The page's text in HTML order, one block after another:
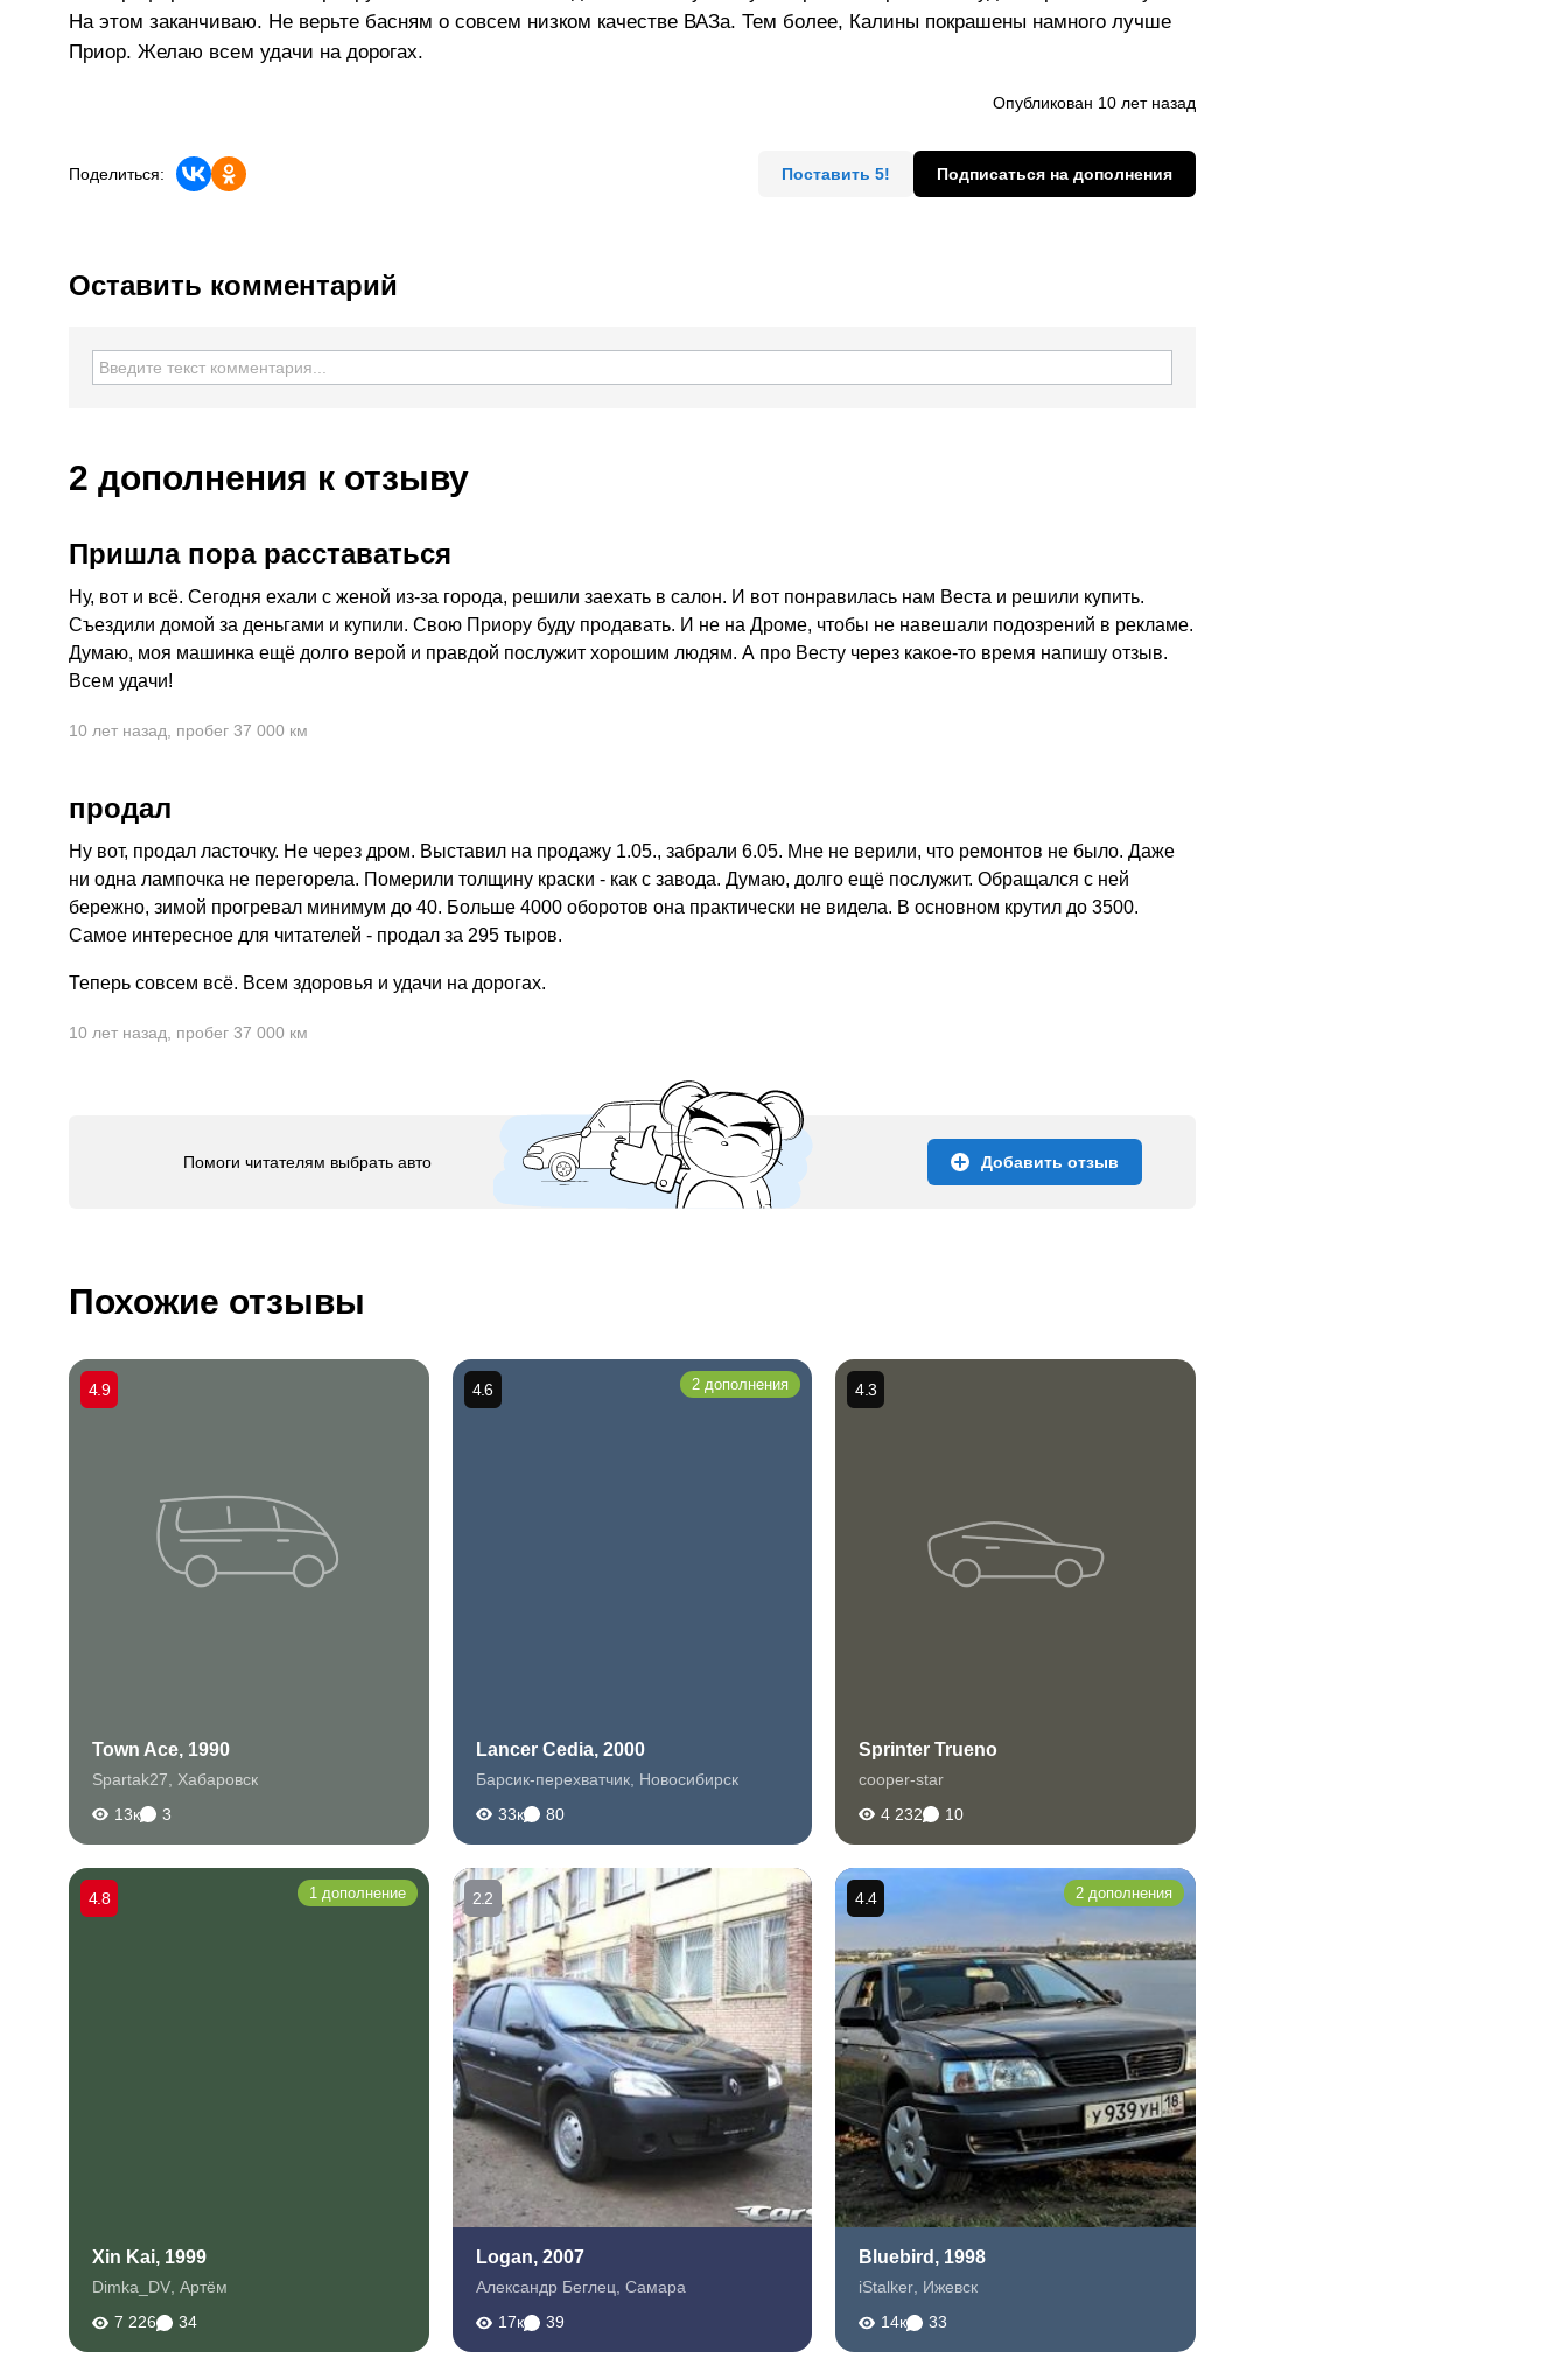
На этом заканчиваю. Не верьте басням о совсем низком качестве ВАЗа. Тем более, Калины покрашены намного лучше
Приор. Желаю всем удачи на дорогах.
Опубликован 10 лет назад
Поделиться: Поставить 5! Подписаться на дополнения
Оставить комментарий
2 дополнения к отзыву
Пришла пора расставаться
Ну, вот и всё. Сегодня ехали с женой из-за города, решили заехать в салон. И вот понравилась нам Веста и решили купить.
Съездили домой за деньгами и купили. Свою Приору буду продавать. И не на Дроме, чтобы не навешали подозрений в рекламе.
Думаю, моя машинка ещё долго верой и правдой послужит хорошим людям. А про Весту через какое-то время напишу отзыв.
Всем удачи!
10 лет назад пробег 37 000 км
продал
Ну вот, продал ласточку. Не через дром. Выставил на продажу 1.05., забрали 6.05. Мне не верили, что ремонтов не было. Даже
ни одна лампочка не перегорела. Померили толщину краски - как с завода. Думаю, долго ещё послужит. Обращался с ней
бережно, зимой прогревал минимум до 40. Больше 4000 оборотов она практически не видела. В основном крутил до 3500.
Самое интересное для читателей - продал за 295 тыров.
Теперь совсем всё. Всем здоровья и удачи на дорогах.
10 лет назад пробег 37 000 км
Помоги читателям выбрать авто Добавить отзыв
Похожие отзывы
Town Ace, 1990
Spartak27
Хабаровск
13к
3
4.9
Lancer Cedia, 2000
Барсик-перехватчик, Новосибирск
33к
80
4.6 2 дополнения
Sprinter Trueno
cooper-star
4 232
10
4.3
Xin Kai, 1999
Dimka_DV, Артём
7 226
34
4.8 1 дополнение
Logan, 2007
Александр Беглец, Самара
17к
39
2.2
Bluebird, 1998
iStalker, Ижевск
14к
33
4.4 2 дополнения